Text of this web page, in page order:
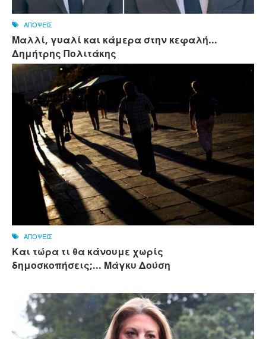
ΑΠΟΨΕΙΣ
Μαλλί, γυαλί και κάμερα στην κεφαλή...
Δημήτρης Πολιτάκης
ΑΠΟΨΕΙΣ
Και τώρα τι θα κάνουμε χωρίς
δημοσκοπήσεις;... Μάγκυ Δούση